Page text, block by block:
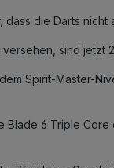
die Darts nicht
sind jetzt
Spirit-Master-
6 Triple